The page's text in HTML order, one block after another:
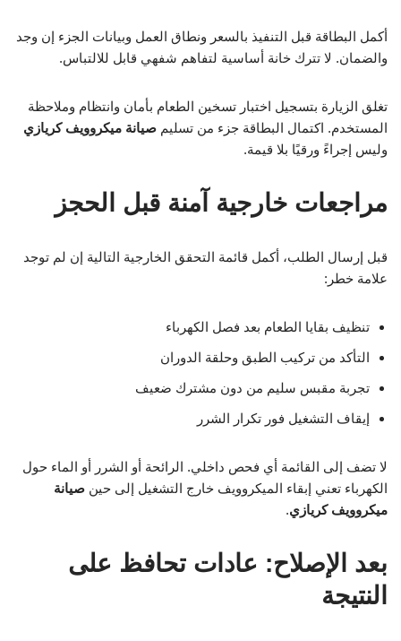
أكمل البطاقة قبل التنفيذ بالسعر ونطاق العمل وبيانات الجزء إن وجد
والضمان. لا تترك خانة أساسية لتفاهم شفهي قابل للالتباس.
تغلق الزيارة بتسجيل اختبار تسخين الطعام بأمان وانتظام وملاحظة
المستخدم. اكتمال البطاقة جزء من تسليم صيانة ميكروويف كريازي
وليس إجراءً ورقيًا بلا قيمة.
مراجعات خارجية آمنة قبل الحجز
قبل إرسال الطلب، أكمل قائمة التحقق الخارجية التالية إن لم توجد
علامة خطر:
تنظيف بقايا الطعام بعد فصل الكهرباء
التأكد من تركيب الطبق وحلقة الدوران
تجربة مقبس سليم من دون مشترك ضعيف
إيقاف التشغيل فور تكرار الشرر
لا تضف إلى القائمة أي فحص داخلي. الرائحة أو الشرر أو الماء حول
الكهرباء تعني إبقاء الميكروويف خارج التشغيل إلى حين صيانة
ميكروويف كريازي.
بعد الإصلاح: عادات تحافظ على
النتيجة